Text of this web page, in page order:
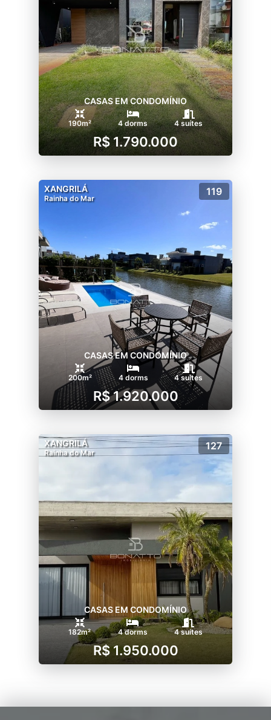
CASAS EM CONDOMÍNIO
190m² 4 dorms 4 suítes
R$ 1.790.000
XANGRILÁ
Rainha do Mar
119
CASAS EM CONDOMÍNIO
200m² 4 dorms 4 suítes
R$ 1.920.000
XANGRILÁ
Rainha do Mar
127
CASAS EM CONDOMÍNIO
182m² 4 dorms 4 suítes
R$ 1.950.000